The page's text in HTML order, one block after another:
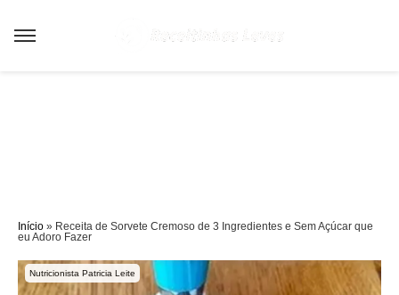
Início » Receita de Sorvete Cremoso de 3 Ingredientes e Sem Açúcar que
eu Adoro Fazer
Nutricionista Patricia Leite